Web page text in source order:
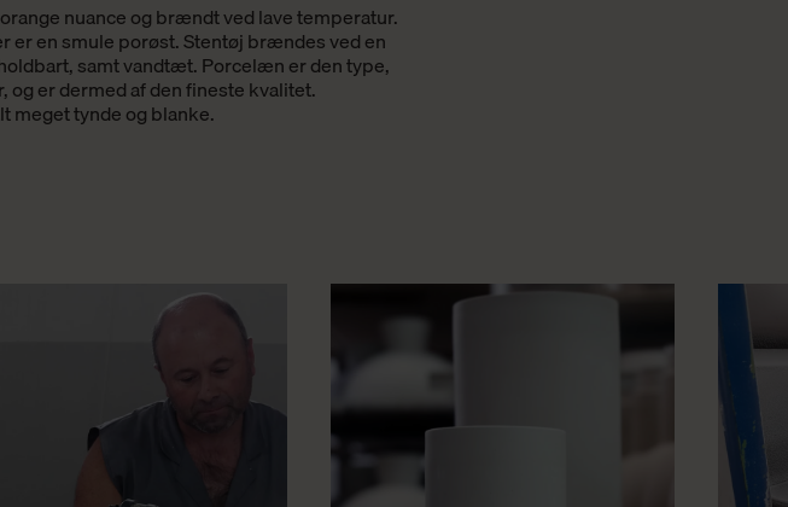
nuance og brændt ved lave temperatur.
en smule porøst. Stentøj brændes ved en
samt vandtæt. Porcelæn er den type,
er dermed af den fineste kvalitet.
tynde og blanke.